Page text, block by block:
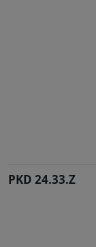
PKD 24.33.Z